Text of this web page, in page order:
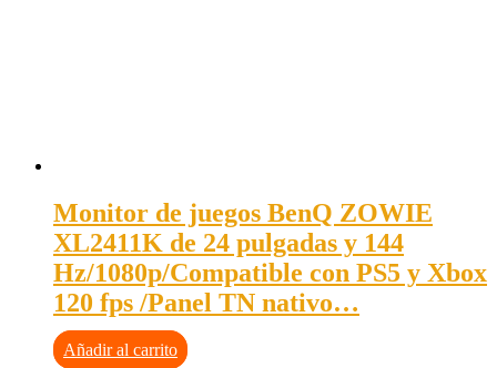
Monitor de juegos BenQ ZOWIE
XL2411K de 24 pulgadas y 144
Hz/1080p/Compatible con PS5 y Xbox
120 fps /Panel TN nativo…
Añadir al carrito